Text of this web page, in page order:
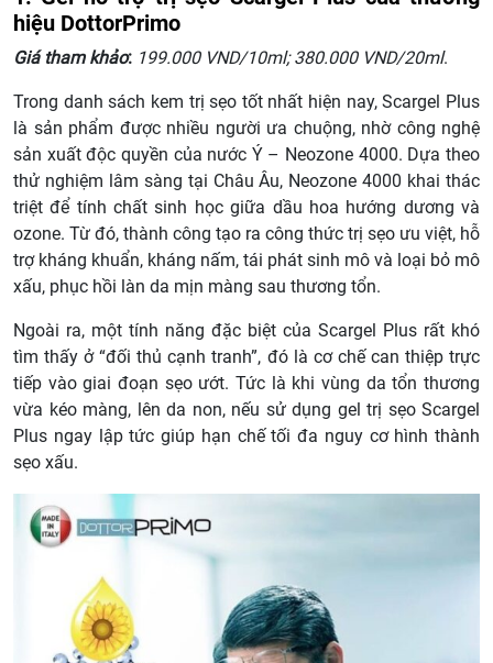
hiệu DottorPrimo
Giá tham khảo: 199.000 VND/10ml; 380.000 VND/20ml.
Trong danh sách kem trị sẹo tốt nhất hiện nay, Scargel Plus
là sản phẩm được nhiều người ưa chuộng, nhờ công nghệ
sản xuất độc quyền của nước Ý – Neozone 4000. Dựa theo
thử nghiệm lâm sàng tại Châu Âu, Neozone 4000 khai thác
triệt để tính chất sinh học giữa dầu hoa hướng dương và
ozone. Từ đó, thành công tạo ra công thức trị sẹo ưu việt, hỗ
trợ kháng khuẩn, kháng nấm, tái phát sinh mô và loại bỏ mô
xấu, phục hồi làn da mịn màng sau thương tổn.
Ngoài ra, một tính năng đặc biệt của Scargel Plus rất khó
tìm thấy ở “đối thủ cạnh tranh”, đó là cơ chế can thiệp trực
tiếp vào giai đoạn sẹo ướt. Tức là khi vùng da tổn thương
vừa kéo màng, lên da non, nếu sử dụng gel trị sẹo Scargel
Plus ngay lập tức giúp hạn chế tối đa nguy cơ hình thành
sẹo xấu.